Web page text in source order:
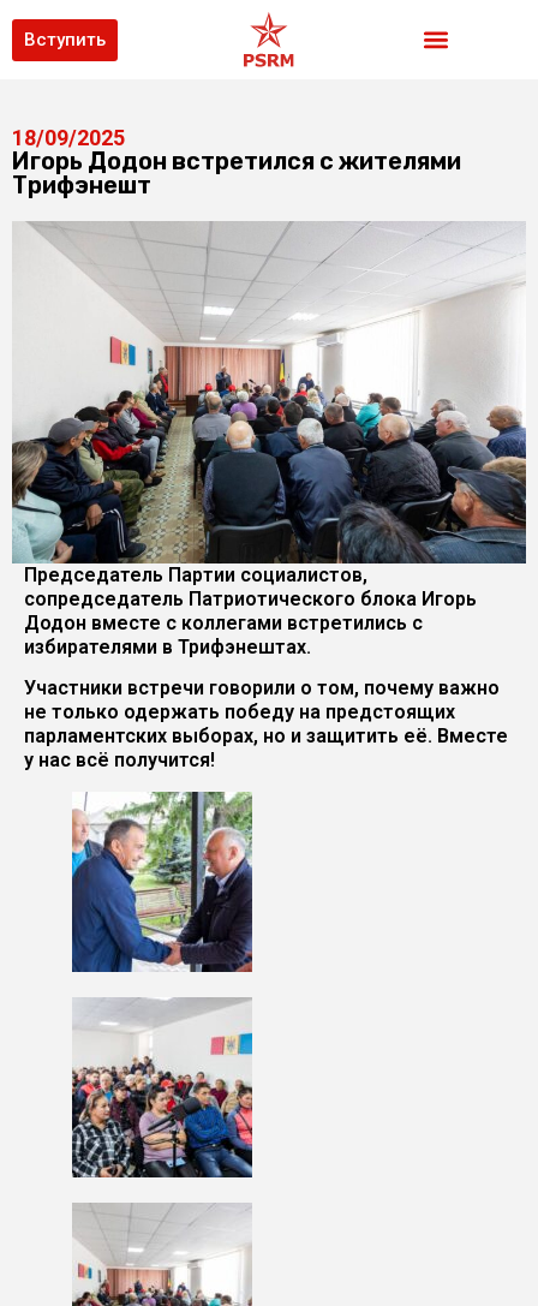
Вступить
18/09/2025
Игорь Додон встретился с жителями
Трифэнешт
Председатель Партии социалистов,
сопредседатель Патриотического блока Игорь
Додон вместе с коллегами встретились с
избирателями в Трифэнештах.
Участники встречи говорили о том, почему важно
не только одержать победу на предстоящих
парламентских выборах, но и защитить её. Вместе
у нас всё получится!